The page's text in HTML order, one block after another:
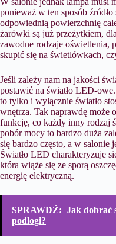
ponieważ w ten sposób
odpowiednią powierzchnię
żarówki są już przeżytkiem,
zawodne rodzaje oświetlenia,
skupić się na świetlówkach,
Jeśli zależy nam na jakości
postawić na światło LED-
to tylko i wyłącznie światło
wnętrza. Tak naprawdę może
funkcję, co każdy inny rodzaj
pobór mocy to bardzo duża
się bardzo często, a w salonie
Światło LED charakteryzuje
która wiąże się ze sporą
energię elektryczną.
SPRAWDŹ: Jak dobrać
podłogi?